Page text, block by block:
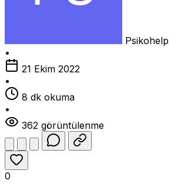
Psikohelp
•
21 Ekim 2022
•
8 dk okuma
•
362 görüntülenme
0